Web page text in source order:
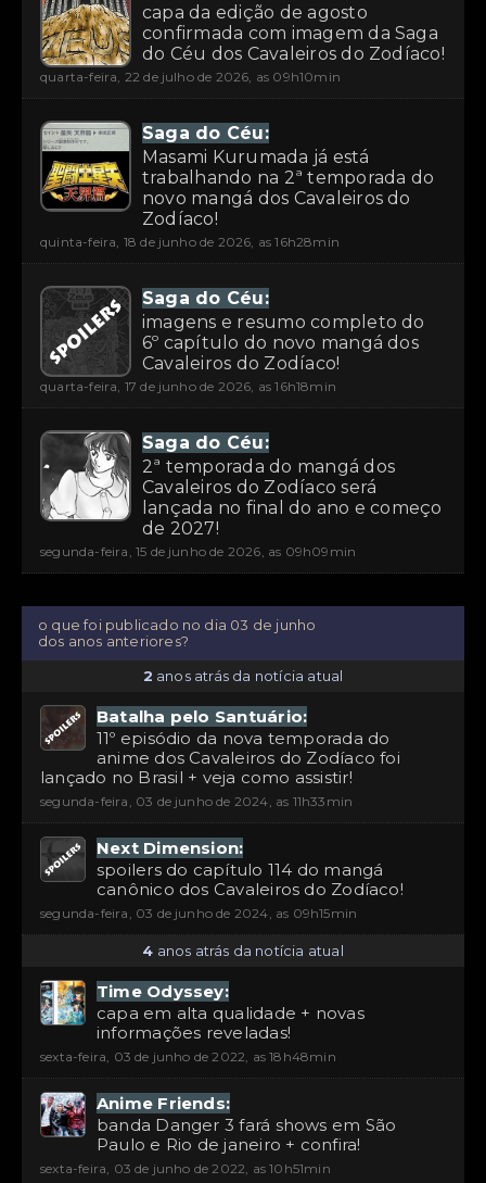
capa da edição de agosto
confirmada com imagem da Saga
do Céu dos Cavaleiros do Zodíaco!
quarta-feira, 22 de julho de 2026, as 09h10min
Saga do Céu:
Masami Kurumada já está
trabalhando na 2ª temporada do
novo mangá dos Cavaleiros do
Zodíaco!
quinta-feira, 18 de junho de 2026, as 16h28min
Saga do Céu:
imagens e resumo completo do
6º capítulo do novo mangá dos
Cavaleiros do Zodíaco!
quarta-feira, 17 de junho de 2026, as 16h18min
Saga do Céu:
2ª temporada do mangá dos
Cavaleiros do Zodíaco será
lançada no final do ano e começo
de 2027!
segunda-feira, 15 de junho de 2026, as 09h09min
o que foi publicado no dia 03 de junho
dos anos anteriores?
2 anos atrás da notícia atual
Batalha pelo Santuário:
11º episódio da nova temporada do
anime dos Cavaleiros do Zodíaco foi
lançado no Brasil + veja como assistir!
segunda-feira, 03 de junho de 2024, as 11h33min
Next Dimension:
spoilers do capítulo 114 do mangá
canônico dos Cavaleiros do Zodíaco!
segunda-feira, 03 de junho de 2024, as 09h15min
4 anos atrás da notícia atual
Time Odyssey:
capa em alta qualidade + novas
informações reveladas!
sexta-feira, 03 de junho de 2022, as 18h48min
Anime Friends:
banda Danger 3 fará shows em São
Paulo e Rio de janeiro + confira!
sexta-feira, 03 de junho de 2022, as 10h51min